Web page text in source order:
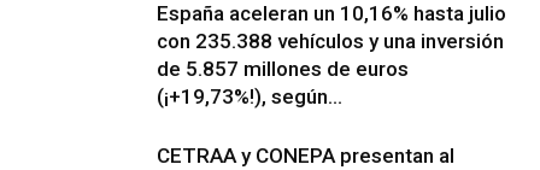
España aceleran un 10,16% hasta julio
con 235.388 vehículos y una inversión
de 5.857 millones de euros
(¡+19,73%!), según...
CETRAA y CONEPA presentan al